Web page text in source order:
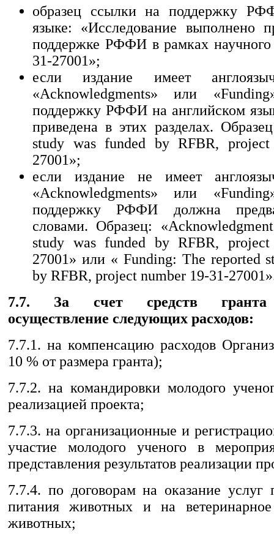
образец ссылки на поддержку
языке: «Исследование выполнено
поддержке РФФИ в рамках
31-27001»;
если издание имеет
«Acknowledgments» или
поддержку РФФИ на английском
приведена в этих разделах.
study was funded by RFBR,
27001»;
если издание не имеет
«Acknowledgments» или
поддержку РФФИ должна
словами. Образец:
study was funded by RFBR,
27001» или « Funding: The reported
by RFBR, project number 19-31-
7.7. За счет средств гранта
осуществление следующих расходов:
7.7.1. на компенсацию расходов
10 % от размера гранта);
7.7.2. на командировки молодого
реализацией проекта;
7.7.3. на организационные и
участие молодого ученого в
представления результатов реализации
7.7.4. по договорам на оказание услуг
питания животных и на
животных;